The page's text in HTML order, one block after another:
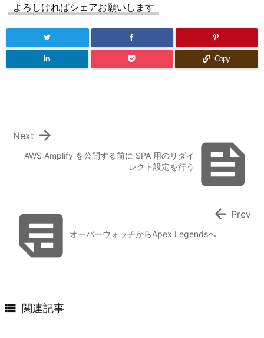
よろしければシェアお願いします
Copy

AWS Amplify を公開する前に SPA 用のリダイ
レクト設定を行う

Next
オーバーウォッチからApex Legendsへ
 Prev
 関連記事